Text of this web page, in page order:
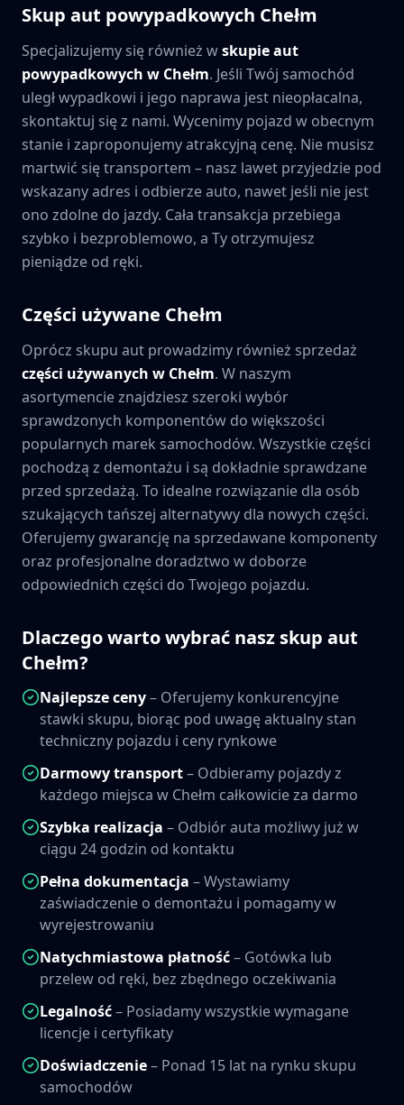
Skup aut powypadkowych Chełm
Specjalizujemy się również wskupie aut
powypadkowych w Chełm. Jeśli Twój samochód
uległ wypadkowi i jego naprawa jest nieopłacalna,
skontaktuj się z nami. Wycenimy pojazd w obecnym
stanie i zaproponujemy atrakcyjną cenę. Nie musisz
martwić się transportem – nasz lawet przyjedzie pod
wskazany adres i odbierze auto, nawet jeśli nie jest
ono zdolne do jazdy. Cała transakcja przebiega
szybko i bezproblemowo, a Ty otrzymujesz
pieniądze od ręki.
Części używane Chełm
Oprócz skupu aut prowadzimy również sprzedaż
części używanych w Chełm. W naszym
asortymencie znajdziesz szeroki wybór
sprawdzonych komponentów do większości
popularnych marek samochodów. Wszystkie części
pochodzą z demontażu i są dokładnie sprawdzane
przed sprzedażą. To idealne rozwiązanie dla osób
szukających tańszej alternatywy dla nowych części.
Oferujemy gwarancję na sprzedawane komponenty
oraz profesjonalne doradztwo w doborze
odpowiednich części do Twojego pojazdu.
Dlaczego warto wybrać nasz skup aut
Chełm?
Najlepsze ceny– Oferujemy konkurencyjne
stawki skupu, biorąc pod uwagę aktualny stan
techniczny pojazdu i ceny rynkowe
Darmowy transport– Odbieramy pojazdy z
każdego miejsca w Chełm całkowicie za darmo
Szybka realizacja – Odbiór auta możliwy już w
ciągu 24 godzin od kontaktu
Pełna dokumentacja – Wystawiamy
zaświadczenie o demontażu i pomagamy w
wyrejestrowaniu
Natychmiastowa płatność– Gotówka lub
przelew od ręki, bez zbędnego oczekiwania
Legalność– Posiadamy wszystkie wymagane
licencje i certyfikaty
Doświadczenie– Ponad 15 lat na rynku skupu
samochodów